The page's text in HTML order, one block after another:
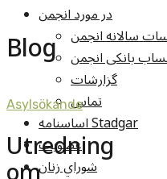
در مورد انجمن
سالانه انجمن
گزارشات
تماس
اساسنامه Stadgar
عضویت
شوراي زنان
Blog
Asylsökande
Utredning